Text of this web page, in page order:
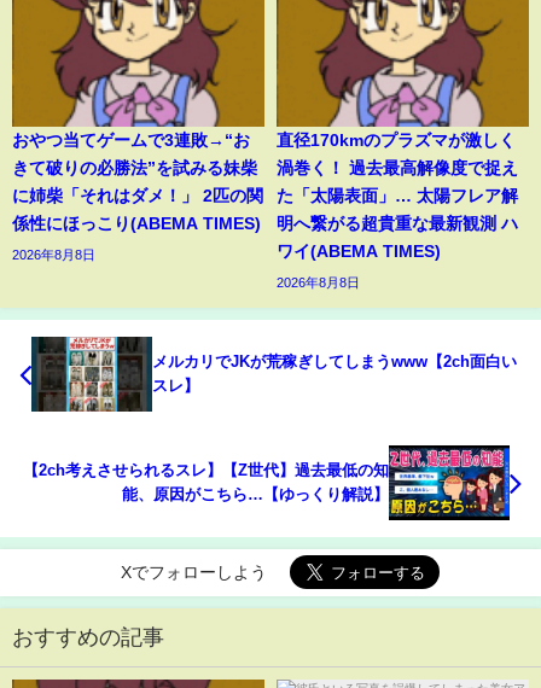
おやつ当てゲームで3連敗→“お
きて破りの必勝法”を試みる妹柴
に姉柴「それはダメ！」 2匹の関
係性にほっこり(ABEMA TIMES)
2026年8月8日
直径170kmのプラズマが激しく
渦巻く！ 過去最高解像度で捉え
た「太陽表面」… 太陽フレア解
明へ繋がる超貴重な最新観測 ハ
ワイ(ABEMA TIMES)
2026年8月8日
メルカリでJKが荒稼ぎしてしまうwww【2ch面白い
スレ】
【2ch考えさせられるスレ】【Z世代】過去最低の知
能、原因がこちら…【ゆっくり解説】
Xでフォローしよう
おすすめの記事